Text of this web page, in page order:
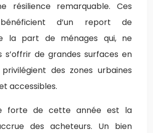
résilience remarquable. Ces
d’un report de
la part de ménages qui, ne
s’offrir de grandes surfaces en
des zones urbaines
accessibles.
forte de cette année est la
des acheteurs. Un bien